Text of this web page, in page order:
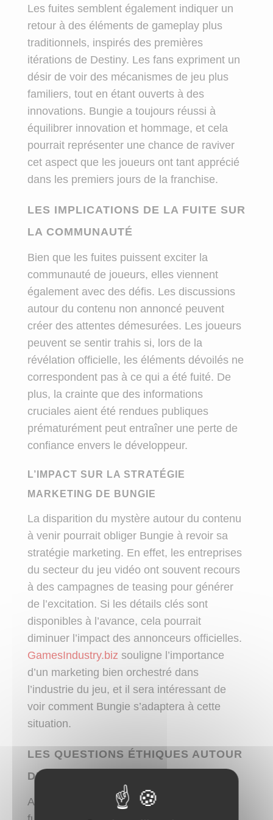
Les fuites semblent également indiquer un
retour à des éléments de gameplay plus
traditionnels, inspirés des premières
itérations de Destiny. Les fans expriment un
désir de voir des mécanismes de jeu plus
familiers, tout en étant ouverts à des
innovations. Bungie a toujours réussi à
équilibrer innovation et hommage, et cela
pourrait représenter une chance de raviver
cet aspect que les joueurs ont tant apprécié
dans les premiers jours de la franchise.
LES IMPLICATIONS DE LA FUITE SUR
LA COMMUNAUTÉ
Bien que les fuites puissent exciter la
communauté de joueurs, elles viennent
également avec des défis. Les discussions
autour du contenu non annoncé peuvent
créer des attentes démesurées. Les joueurs
peuvent se sentir trahis si, lors de la
révélation officielle, les éléments dévoilés ne
correspondent pas à ce qui a été fuité. De
plus, la crainte que des informations
cruciales aient été rendues publiques
prématurément peut entraîner une perte de
confiance envers le développeur.
L’IMPACT SUR LA STRATÉGIE
MARKETING DE BUNGIE
La disparition du mystère autour du contenu
à venir pourrait obliger Bungie à revoir sa
stratégie marketing. En effet, les entreprises
du secteur du jeu vidéo ont souvent recours
à des campagnes de teasing pour générer
de l’excitation. Si les détails clés sont
disponibles à l’avance, cela pourrait
diminuer l’impact des annonceurs officielles.
GamesIndustry.biz souligne l’importance
d’un marketing bien orchestré dans
l’industrie du jeu, et il sera intéressant de
voir comment Bungie s’adaptera à cette
situation.
LES QUESTIONS ÉTHIQUES AUTOUR
DES FUITES
Au-delà des implications commerciales, les